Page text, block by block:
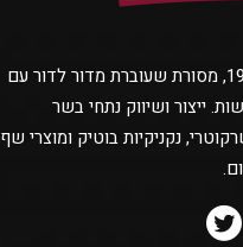
הנדל'ס, משנת 1958, מסורת שעוברת מדור לדור עם
ייצור ושיווק נתחי בשר
נקניקיות בוטיק ומוצרי שף